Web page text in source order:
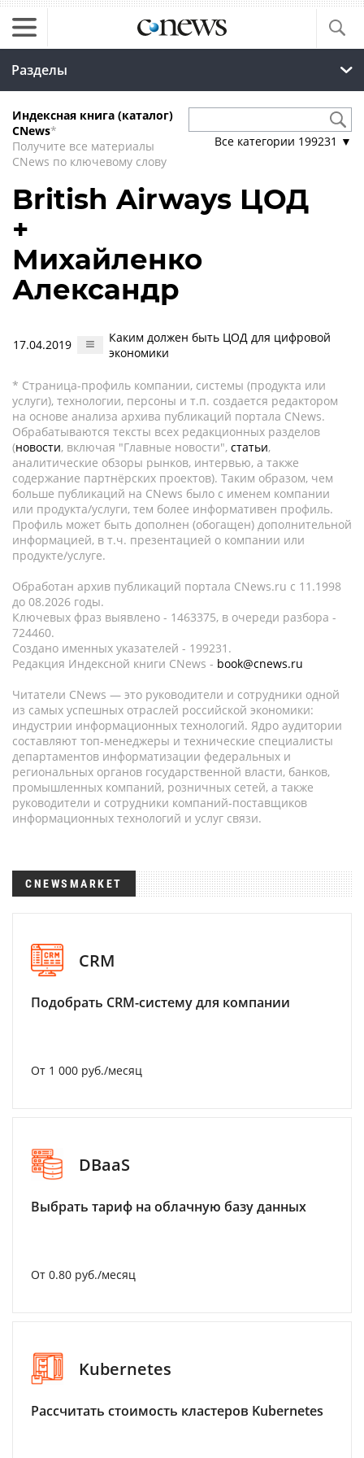
Разделы
Индексная книга (каталог)
CNews*
Получите все материалы
CNews по ключевому слову
Все категории 199231 ▼
British Airways ЦОД
+
Михайленко
Александр
17.04.2019
Каким должен быть ЦОД для цифровой
экономики
* Страница-профиль компании, системы (продукта или
услуги), технологии, персоны и т.п. создается редактором
на основе анализа архива публикаций портала CNews.
Обрабатываются тексты всех редакционных разделов
(новости, включая "Главные новости", статьи,
аналитические обзоры рынков, интервью, а также
содержание партнёрских проектов). Таким образом, чем
больше публикаций на CNews было с именем компании
или продукта/услуги, тем более информативен профиль.
Профиль может быть дополнен (обогащен) дополнительной
информацией, в т.ч. презентацией о компании или
продукте/услуге.
Обработан архив публикаций портала CNews.ru c 11.1998
до 08.2026 годы.
Ключевых фраз выявлено - 1463375, в очереди разбора -
724460.
Создано именных указателей - 199231.
Редакция Индексной книги CNews - book@cnews.ru
Читатели CNews — это руководители и сотрудники одной
из самых успешных отраслей российской экономики:
индустрии информационных технологий. Ядро аудитории
составляют топ-менеджеры и технические специалисты
департаментов информатизации федеральных и
региональных органов государственной власти, банков,
промышленных компаний, розничных сетей, а также
руководители и сотрудники компаний-поставщиков
информационных технологий и услуг связи.
CNEWSMARKET
CRM
Подобрать CRM-систему для компании
От 1 000 руб./месяц
DBaaS
Выбрать тариф на облачную базу данных
От 0.80 руб./месяц
Kubernetes
Рассчитать стоимость кластеров Kubernetes